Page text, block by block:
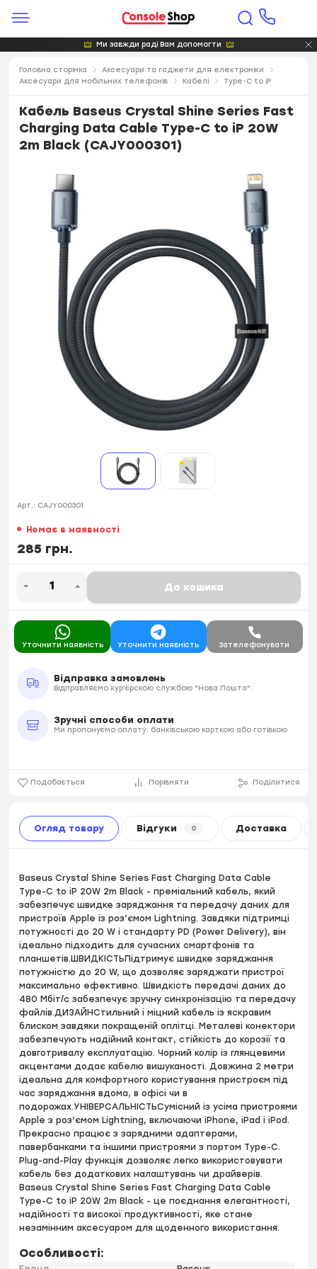
Ми завжди раді Вам допомогти
Головна сторінка
Аксесуари та гаджети для електроніки
Аксесуари для мобільних телефонів
Кабелі Type-C to iP
Кабель Baseus Crystal Shine Series Fast
Charging Data Cable Type-C to iP 20W
2m Black (CAJY000301)
Арт.: CAJY000301
Немає в наявності
285 грн.
До кошика
Уточнити наявність Уточнити наявність Зателефонувати
Відправка замовлень
Відправляємо кур'єрскою службою "Нова Пошта".
Зручні способи оплати
Ми пропонуємо оплату: банківською карткою або готівкою
Подобається Порівняти Поділитися
Огляд товару Відгуки 0 Доставка
Baseus Crystal Shine Series Fast Charging Data Cable
Type-C to iP 20W 2m Black - преміальний кабель, який
забезпечує швидке заряджання та передачу даних для
пристроїв Apple із роз’ємом Lightning. Завдяки підтримці
потужності до 20 W і стандарту PD (Power Delivery), він
ідеально підходить для сучасних смартфонів та
планшетів.ШВИДКІСТЬПідтримує швидке заряджання
потужністю до 20 W, що дозволяє заряджати пристрої
максимально ефективно. Швидкість передачі даних до
480 Мбіт/с забезпечує зручну синхронізацію та передачу
файлів.ДИЗАЙНСтильний і міцний кабель із яскравим
блиском завдяки покращеній оплітці. Металеві конектори
забезпечують надійний контакт, стійкість до корозії та
довготривалу експлуатацію. Чорний колір із глянцевими
акцентами додає кабелю вишуканості. Довжина 2 метри
ідеальна для комфортного користування пристроєм під
час заряджання вдома, в офісі чи в
подорожах.УНІВЕРСАЛЬНІСТЬСумісний із усіма пристроями
Apple з роз’ємом Lightning, включаючи iPhone, iPad і iPod.
Прекрасно працює з зарядними адаптерами,
павербанками та іншими пристроями з портом Type-C.
Plug-and-Play функція дозволяє легко використовувати
кабель без додаткових налаштувань чи драйверів.
Baseus Crystal Shine Series Fast Charging Data Cable
Type-C to iP 20W 2m Black - це поєднання елегантності,
надійності та високої продуктивності, яке стане
незамінним аксесуаром для щоденного використання.
Особливості: